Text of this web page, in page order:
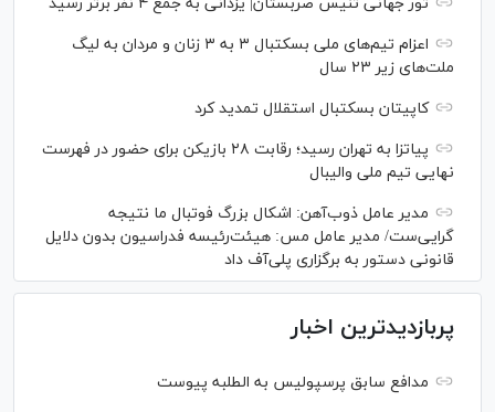
اعزام تیم‌های ملی بسکتبال ۳ به ۳ زنان و مردان به لیگ
ملت‌های زیر ۲۳ سال
کاپیتان بسکتبال استقلال تمدید کرد
پیاتزا به تهران رسید؛ رقابت ۲۸ بازیکن برای حضور در فهرست
نهایی تیم ملی والیبال
مدیر عامل ذوب‌آهن: اشکال بزرگ فوتبال ما نتیجه
گرایی‌ست/ مدیر عامل مس: هیئت‌رئیسه فدراسیون بدون دلایل
قانونی دستور به برگزاری پلی‌آف داد
پربازدیدترین اخبار
مدافع سابق پرسپولیس به الطلبه پیوست